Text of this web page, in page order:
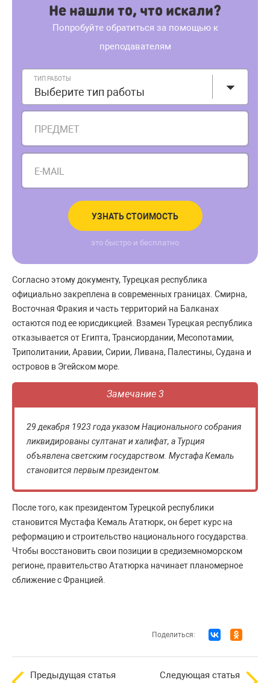
Не нашли то, что искали?
Попробуйте обратиться за помощью к
преподавателям
ТИП РАБОТЫ
Выберите тип работы
ПРЕДМЕТ
E-MAIL
УЗНАТЬ СТОИМОСТЬ
это быстро и бесплатно
Согласно этому документу, Турецкая республика
официально закреплена в современных границах. Смирна,
Восточная Фракия и часть территорий на Балканах
остаются под ее юрисдикцией. Взамен Турецкая республика
отказывается от Египта, Трансиордании, Месопотамии,
Триполитании, Аравии, Сирии, Ливана, Палестины, Судана и
островов в Эгейском море.
Замечание 3
29 декабря 1923 года указом Национального собрания
ликвидированы султанат и халифат, а Турция
объявлена светским государством. Мустафа Кемаль
становится первым президентом.
После того, как президентом Турецкой республики
становится Мустафа Кемаль Ататюрк, он берет курс на
реформацию и строительство национального государства.
Чтобы восстановить свои позиции в средиземноморском
регионе, правительство Ататюрка начинает планомерное
сближение с Францией.
Поделиться:
Предыдущая статья
Следующая статья